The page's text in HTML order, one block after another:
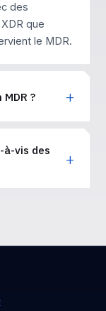
des
que
le MDR.
?
à-vis des